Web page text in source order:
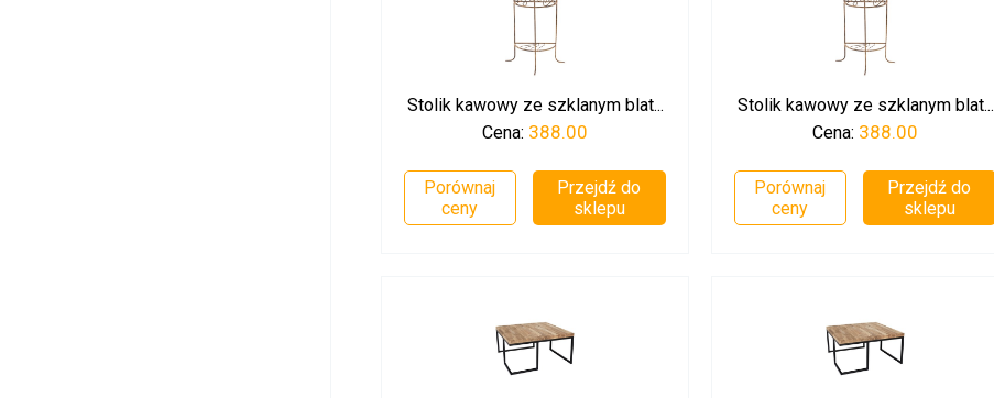
Stolik kawowy ze szklanym blat...
Cena: 388.00
Porównaj
ceny
Przejdź do
sklepu
Stolik kawowy ze szklanym blat...
Cena: 388.00
Porównaj
ceny
Przejdź do
sklepu